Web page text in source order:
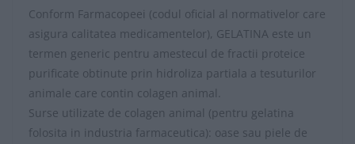
Conform Farmacopeei (codul oficial al normativelor care
asigura calitatea medicamentelor), GELATINA este un
termen generic pentru amestecul de fractii proteice
purificate obtinute prin hidroliza partiala a tesuturilor
animale care contin colagen animal.
Surse utilizate de colagen animal (pentru gelatina
folosita in industria farmaceutica): oase sau piele de